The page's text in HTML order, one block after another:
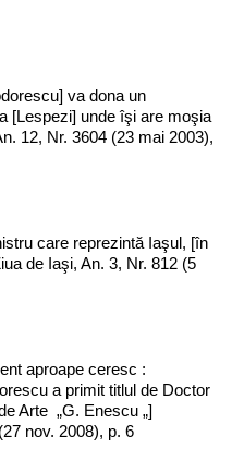
va dona un
[Lespezi] unde îşi are moşia
12, Nr. 3604 (23 mai 2003),
care reprezintă Iaşul, [în
de Iaşi, An. 3, Nr. 812 (5
aproape ceresc :
a primit titlul de Doctor
Arte „G. Enescu „]
nov. 2008), p. 6